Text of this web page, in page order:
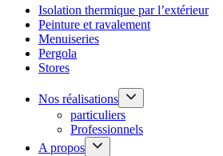
Isolation thermique par l’extérieur
Peinture et ravalement
Menuiseries
Pergola
Stores
Nos réalisations
particuliers
Professionnels
A propos